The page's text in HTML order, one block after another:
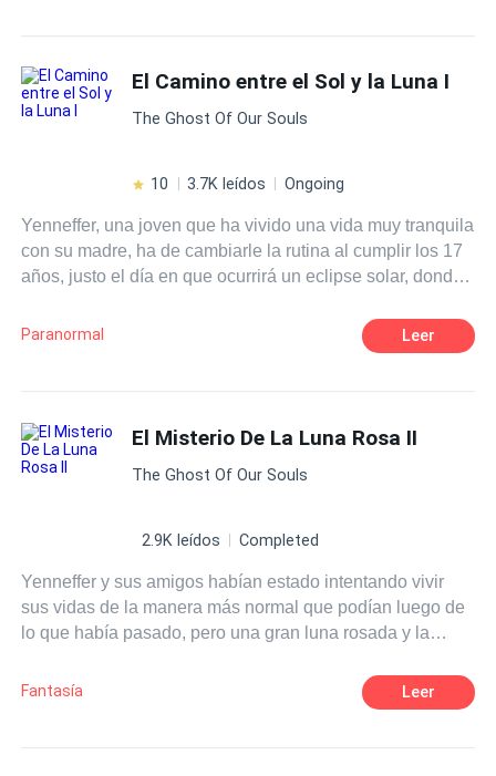
El Camino entre el Sol y la Luna I
The Ghost Of Our Souls
10 3.7K leídos Ongoing
Yenneffer, una joven que ha vivido una vida muy tranquila
con su madre, ha de cambiarle la rutina al cumplir los 17
años, justo el día en que ocurrirá un eclipse solar, donde
padre, al que nunca conoció. Estará dispuesta a todo
sólo para saber su origen, juntos con sus amigos y con
Paranormal Leer
El Misterio De La Luna Rosa II
The Ghost Of Our Souls
2.9K leídos Completed
Yenneffer y sus amigos habían estado intentando vivir
sus vidas de la manera más normal que podían luego de
lo que había pasado, pero una gran luna rosada y la
grupo a embarcarse en una nueva travesía.
Fantasía Leer